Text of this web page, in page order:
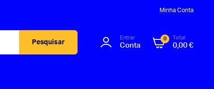
Minha Conta
Pesquisar
Entrar
Conta
0 Total
0,00€